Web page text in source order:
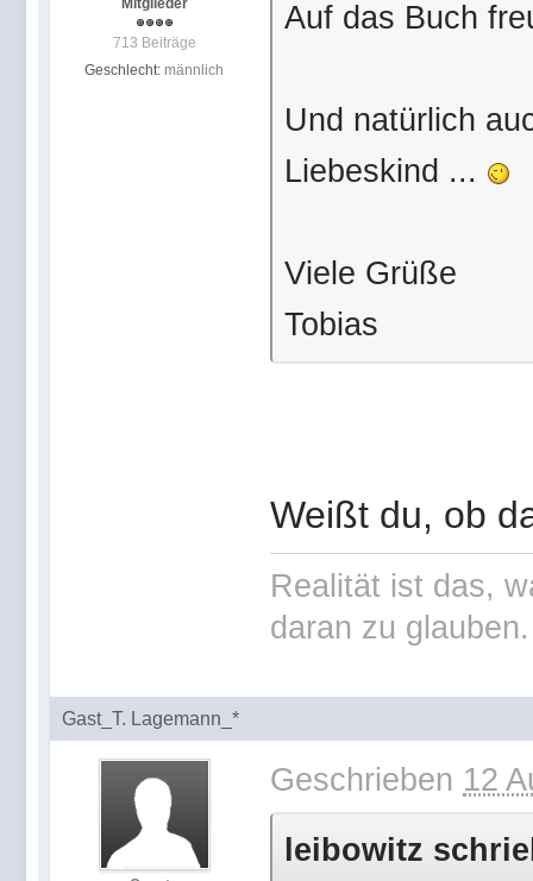
Mitglieder
713 Beiträge
Geschlecht: männlich
Auf das Buch
Und natürlich
Liebeskind ...
Viele Grüße
Tobias
Weißt du, ob
Realität ist das,
daran zu
Gast_T. Lagemann_*
Geschrieben 12
leibowitz